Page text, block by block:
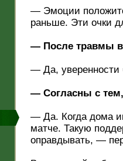
— Эмоции
раньше. Эти очки
— После травмы
— Да, уверенности
— Согласны с
— Да. Когда дома
матче. Такую
оправдывать, —